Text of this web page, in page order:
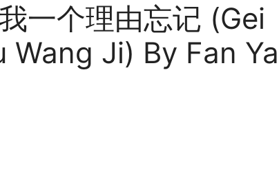
一个理由忘记 (Gei
Wang Ji) By Fan Ya